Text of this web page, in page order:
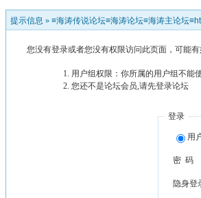
提示信息 » ≡海涛传说论坛≡海涛论坛≡海涛主论坛
您没有登录或者您没有权限访问此页面，可能
用户组权限：你所属的用户组不能
您还不是论坛会员,请先登录论坛
登录
用
密 码
隐身登